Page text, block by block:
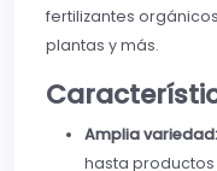
fertilizantes
plantas y más.
Amplia variedad:
hasta